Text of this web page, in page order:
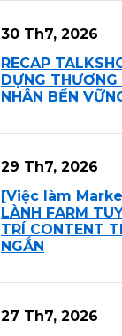
30 Th7, 2026
RECAP
DỰNG THƯƠNG
NHÂN BỀN
29 Th7, 2026
[Việc làm
LÀNH FARM
TRÍ CONTENT
NGẮN
27 Th7, 2026